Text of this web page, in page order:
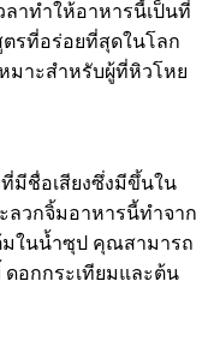
ลาทำให้อาหารนี้เป็นที่
ตรที่อร่อยที่สุดในโลก
มาะสำหรับผู้ที่หิวโหย
มีชื่อเสียงซึ่งมีขึ้นใน
ลวกจิ้มอาหารนี้ทำจาก
มในน้ำซุป คุณสามารถ
ดอกกระเทียมและต้น